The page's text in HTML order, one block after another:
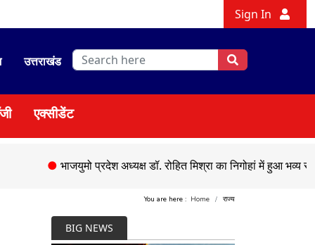
Sign In
उत्तराखंड
एक्सीडेंट
भाजयुमो प्रदेश अध्यक्ष डॉ. रोहित मिश्रा का निगोहां में हुआ भव्य स्वागत ●
You are here : Home राज्य
BIG NEWS